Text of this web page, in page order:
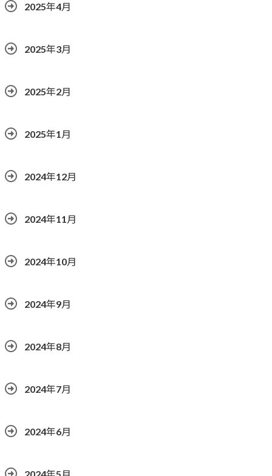
2025年4月
2025年3月
2025年2月
2025年1月
2024年12月
2024年11月
2024年10月
2024年9月
2024年8月
2024年7月
2024年6月